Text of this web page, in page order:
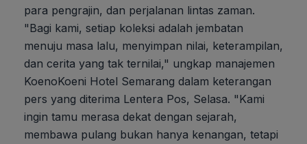
para pengrajin, dan perjalanan lintas zaman.
"Bagi kami, setiap koleksi adalah jembatan
menuju masa lalu, menyimpan nilai, keterampilan,
dan cerita yang tak ternilai," ungkap manajemen
KoenoKoeni Hotel Semarang dalam keterangan
pers yang diterima Lentera Pos, Selasa. "Kami
ingin tamu merasa dekat dengan sejarah,
membawa pulang bukan hanya kenangan, tetapi